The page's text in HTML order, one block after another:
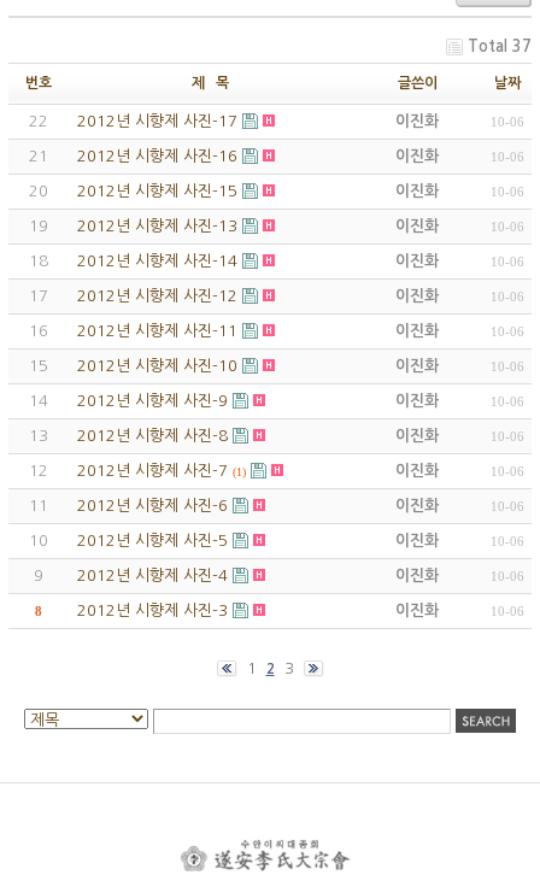
Total 37
번호 제 목 글쓴이 날짜
22 2012년 시향제 사진-17 이진화 10-06
21 2012년 시향제 사진-16 이진화 10-06
20 2012년 시향제 사진-15 이진화 10-06
19 2012년 시향제 사진-13 이진화 10-06
18 2012년 시향제 사진-14 이진화 10-06
17 2012년 시향제 사진-12 이진화 10-06
16 2012년 시향제 사진-11 이진화 10-06
15 2012년 시향제 사진-10 이진화 10-06
14 2012년 시향제 사진-9 이진화 10-06
13 2012년 시향제 사진-8 이진화 10-06
12 2012년 시향제 사진-7 (1) 이진화 10-06
11 2012년 시향제 사진-6 이진화 10-06
10 2012년 시향제 사진-5 이진화 10-06
9 2012년 시향제 사진-4 이진화 10-06
8 2012년 시향제 사진-3 이진화 10-06
1 2 3